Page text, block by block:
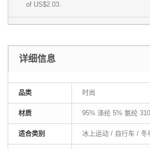
of US$2.03.
详细信息
品类 时尚
材质 95% 涤纶 5% 氨纶
适合类别 冰上运动 / 自行车 / 冬